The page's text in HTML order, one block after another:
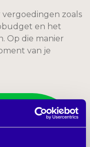
zoals
en het
Op die manier
van je